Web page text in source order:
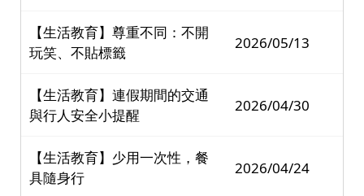
【生活教育】尊重不同：不開
玩笑、不貼標籤
2026/05/13
【生活教育】連假期間的交通
與行人安全小提醒
2026/04/30
【生活教育】少用一次性，餐
具隨身行
2026/04/24